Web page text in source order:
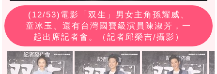
(12/53)電影「双生」男女主角孫耀威、
童冰玉、還有台灣國寶級演員陳淑芳，一
起出席記者會。（記者邱榮吉/攝影）